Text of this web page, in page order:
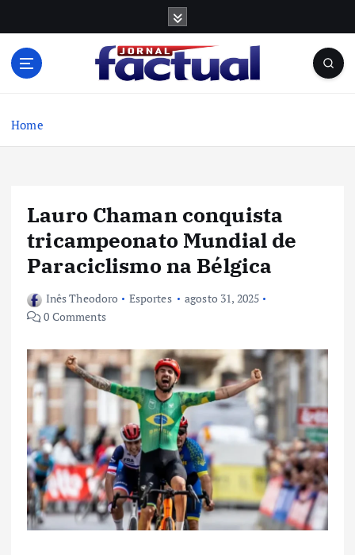
Home
Lauro Chaman conquista
tricampeonato Mundial de
Paraciclismo na Bélgica
Inês Theodoro Esportes
agosto 31, 2025
0 Comments